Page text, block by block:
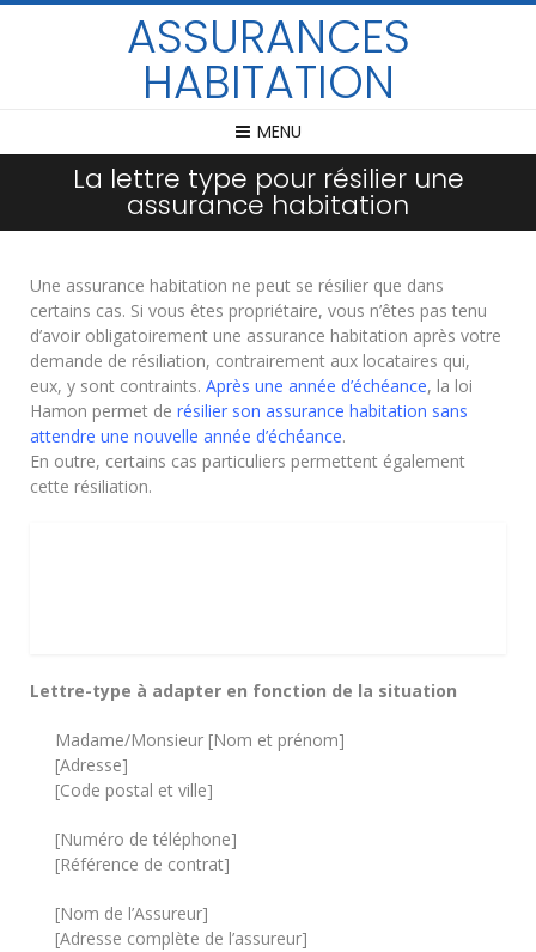
ASSURANCES
HABITATION
MENU
La lettre type pour résilier une
assurance habitation
Une assurance habitation ne peut se résilier que dans
certains cas. Si vous êtes propriétaire, vous n’êtes pas tenu
d’avoir obligatoirement une assurance habitation après votre
demande de résiliation, contrairement aux locataires qui,
eux, y sont contraints. Après une année d’échéance, la loi
Hamon permet de résilier son assurance habitation sans
attendre une nouvelle année d’échéance.
En outre, certains cas particuliers permettent également
cette résiliation.
Lettre-type à adapter en fonction de la situation
Madame/Monsieur [Nom et prénom]
[Adresse]
[Code postal et ville]
[Numéro de téléphone]
[Référence de contrat]
[Nom de l’Assureur]
[Adresse complète de l’assureur]